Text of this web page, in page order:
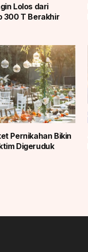
Lolos dari
300 T Berakhir
Pernikahan Bikin
Digeruduk